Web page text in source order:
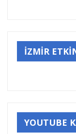
İZMİR
YOUTUBE